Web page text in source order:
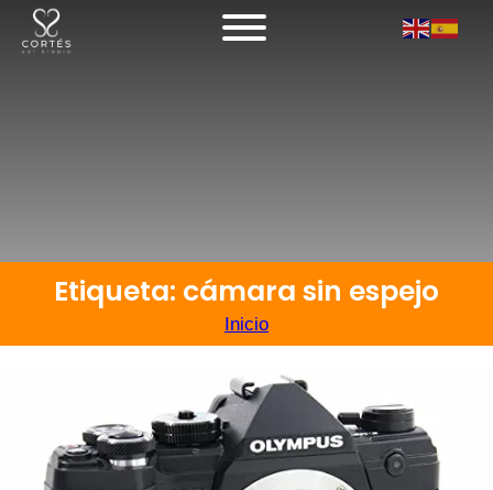
Etiqueta: cámara sin espejo
Inicio